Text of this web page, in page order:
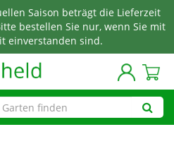
Saison beträgt die Lieferzeit
bestellen Sie nur, wenn Sie mit
einverstanden sind.